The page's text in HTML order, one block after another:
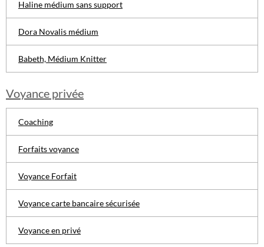
Haline médium sans support
Dora Novalis médium
Babeth, Médium Knitter
Voyance privée
Coaching
Forfaits voyance
Voyance Forfait
Voyance carte bancaire sécurisée
Voyance en privé